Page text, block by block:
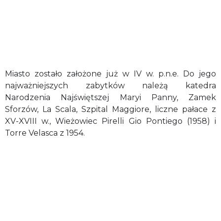
Miasto zostało założone już w IV w. p.n.e. Do jego
najważniejszych zabytków należą katedra
Narodzenia Najświętszej Maryi Panny, Zamek
Sforzów, La Scala, Szpital Maggiore, liczne pałace z
XV-XVIII w., Wieżowiec Pirelli Gio Pontiego (1958) i
Torre Velasca z 1954.